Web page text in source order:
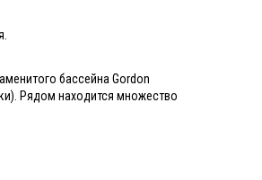
бассейна Gordon
Рядом находится множество